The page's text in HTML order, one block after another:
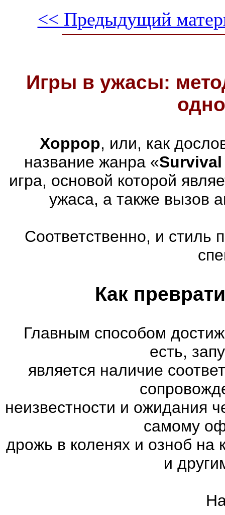
<< Предыдущий
Игры в ужасы:
Хоррор, или, как
название жанра «
игра, основой которой
ужаса, а также вызов
Соответственно, и стиль
Как
Главным способом
есть,
является наличие
неизвестности и ожидания
самому
дрожь в коленях и озноб на
и